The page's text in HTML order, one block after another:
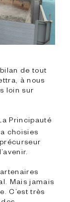
de tout
à nous
loin sur
Principauté
choisies
Mais jamais
C’est très